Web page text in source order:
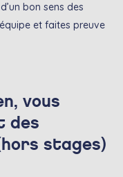
bon sens des
et faites preuve
vous
des
stages)